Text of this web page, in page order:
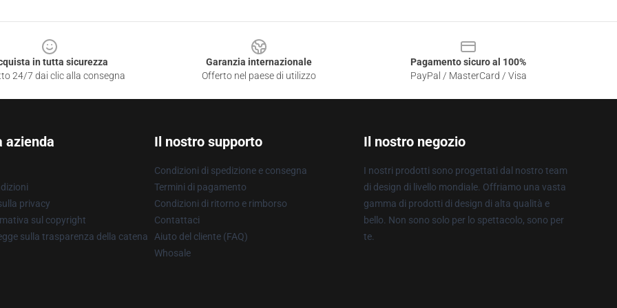
in tutta sicurezza
24/7 dai clic alla consegna
Garanzia internazionale
Offerto nel paese di utilizzo
Pagamento sicuro al 100%
PayPal / MasterCard / Visa
azienda
privacy
sul copyright
sulla trasparenza della catena
Il nostro supporto
Condizioni di spedizione e consegna
Termini di pagamento
Condizioni di ritorno e rimborso
Contattaci
Aiuto del cliente (FAQ)
Whosale
Il nostro negozio
I nostri prodotti sono progettati dal nostro team
di design di livello mondiale. Offriamo una vasta
gamma di prodotti di design di alta qualità e
bello. Non sono solo per lo spettacolo, sono per
te.